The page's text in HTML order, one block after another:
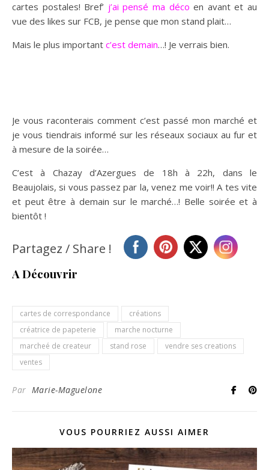
cartes postales! Bref’ j’ai pensé ma déco en avant et au
vue des likes sur FCB, je pense que mon stand plait…
Mais le plus important c’est demain…! Je verrais bien.
Je vous raconterais comment c’est passé mon marché et
je vous tiendrais informé sur les réseaux sociaux au fur et
à mesure de la soirée…
C’est à Chazay d’Azergues de 18h à 22h, dans le
Beaujolais, si vous passez par la, venez me voir!! A tes vite
et peut être à demain sur le marché…! Belle soirée et à
bientôt !
Partagez / Share !
A Découvrir
cartes de correspondance
créations
créatrice de papeterie
marche nocturne
marcheé de createur
stand rose
vendre ses creations
ventes
Par Marie-Maguelone
VOUS POURRIEZ AUSSI AIMER